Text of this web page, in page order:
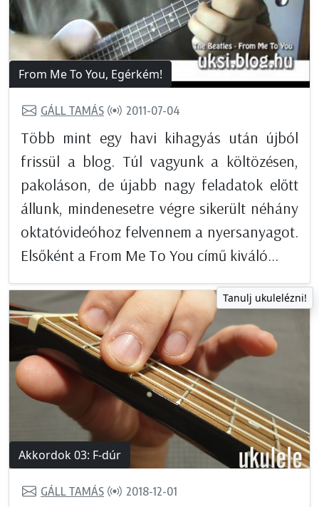
From Me To You, Egérkém!
GÁLL TAMÁS 2011-07-04
Több mint egy havi kihagyás után újból
frissül a blog. Túl vagyunk a költözésen,
pakoláson, de újabb nagy feladatok előtt
állunk, mindenesetre végre sikerült néhány
oktatóvideóhoz felvennem a nyersanyagot.
Elsőként a From Me To You című kiváló...
Tanulj ukulelézni!
Akkordok 03: F-dúr
GÁLL TAMÁS 2018-12-01